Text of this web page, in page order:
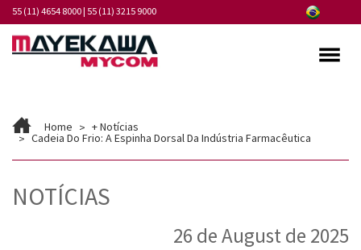
55 (11) 4654 8000| 55 (11) 3215 9000
Programa de Integridade
Produtos
Home + Notícias
Cadeia Do Frio: A Espinha Dorsal Da Indústria Farmacêutica
NOTÍCIAS
26 de August de 2025